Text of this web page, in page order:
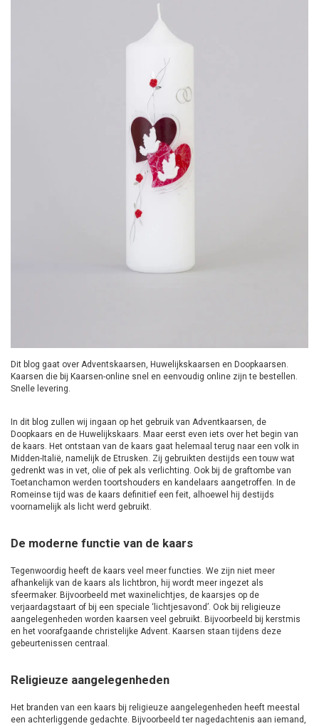
Dit blog gaat over Adventskaarsen, Huwelijkskaarsen en Doopkaarsen.
Kaarsen die bij Kaarsen-online snel en eenvoudig online zijn te bestellen.
Snelle levering.
In dit blog zullen wij ingaan op het gebruik van Adventkaarsen, de
Doopkaars en de Huwelijkskaars. Maar eerst even iets over het begin van
de kaars. Het ontstaan van de kaars gaat helemaal terug naar een volk in
Midden-Italië, namelijk de Etrusken. Zij gebruikten destijds een touw wat
gedrenkt was in vet, olie of pek als verlichting. Ook bij de graftombe van
Toetanchamon werden toortshouders en kandelaars aangetroffen. In de
Romeinse tijd was de kaars definitief een feit, alhoewel hij destijds
voornamelijk als licht werd gebruikt.
De moderne functie van de kaars
Tegenwoordig heeft de kaars veel meer functies. We zijn niet meer
afhankelijk van de kaars als lichtbron, hij wordt meer ingezet als
sfeermaker. Bijvoorbeeld met waxinelichtjes, de kaarsjes op de
verjaardagstaart of bij een speciale ‘lichtjesavond’. Ook bij religieuze
aangelegenheden worden kaarsen veel gebruikt. Bijvoorbeeld bij kerstmis
en het voorafgaande christelijke Advent. Kaarsen staan tijdens deze
gebeurtenissen centraal.
Religieuze aangelegenheden
Het branden van een kaars bij religieuze aangelegenheden heeft meestal
een achterliggende gedachte. Bijvoorbeeld ter nagedachtenis aan iemand,